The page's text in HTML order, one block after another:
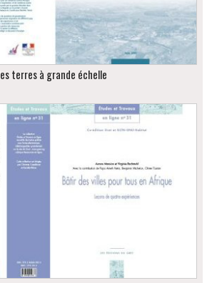
terres à grande échelle